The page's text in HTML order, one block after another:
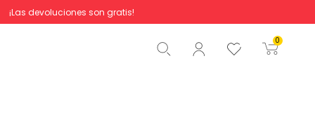
¡Las devoluciones son gratis!
0
Total 0,00 €
Comenzar pedido